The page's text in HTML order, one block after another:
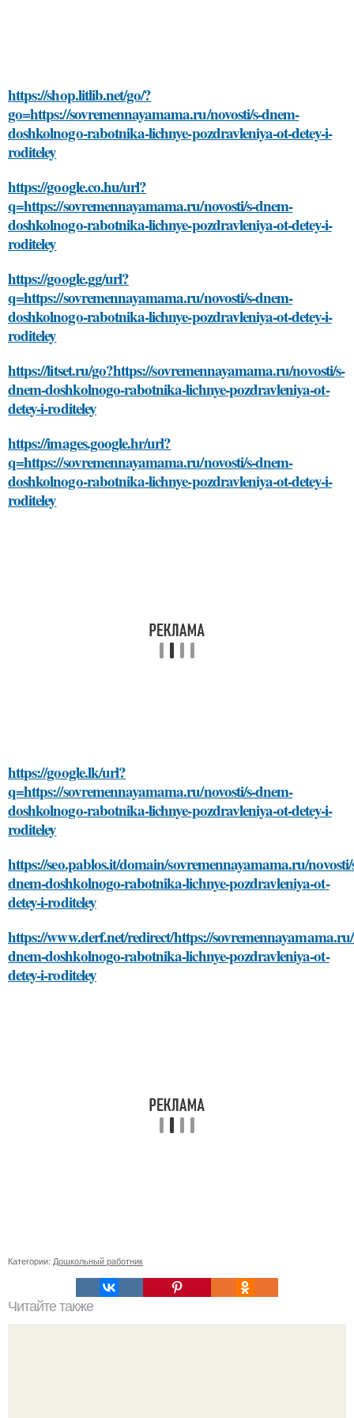
https://shop.litlib.net/go/?
go=https://sovremennayamama.ru/novosti/s-dnem-
doshkolnogo-rabotnika-lichnye-pozdravleniya-ot-detey-i-
roditeley
https://google.co.hu/url?
q=https://sovremennayamama.ru/novosti/s-dnem-
doshkolnogo-rabotnika-lichnye-pozdravleniya-ot-detey-i-
roditeley
https://google.gg/url?
q=https://sovremennayamama.ru/novosti/s-dnem-
doshkolnogo-rabotnika-lichnye-pozdravleniya-ot-detey-i-
roditeley
https://litset.ru/go?https://sovremennayamama.ru/novosti/s-
dnem-doshkolnogo-rabotnika-lichnye-pozdravleniya-ot-
detey-i-roditeley
https://images.google.hr/url?
q=https://sovremennayamama.ru/novosti/s-dnem-
doshkolnogo-rabotnika-lichnye-pozdravleniya-ot-detey-i-
roditeley
https://google.lk/url?
q=https://sovremennayamama.ru/novosti/s-dnem-
doshkolnogo-rabotnika-lichnye-pozdravleniya-ot-detey-i-
roditeley
https://seo.pablos.it/domain/sovremennayamama.ru/novosti/
dnem-doshkolnogo-rabotnika-lichnye-pozdravleniya-ot-
detey-i-roditeley
https://www.derf.net/redirect/https://
dnem-doshkolnogo-rabotnika-lichnye-pozdravleniya-ot-
detey-i-roditeley
Категории: Дошкольный работник
Читайте также